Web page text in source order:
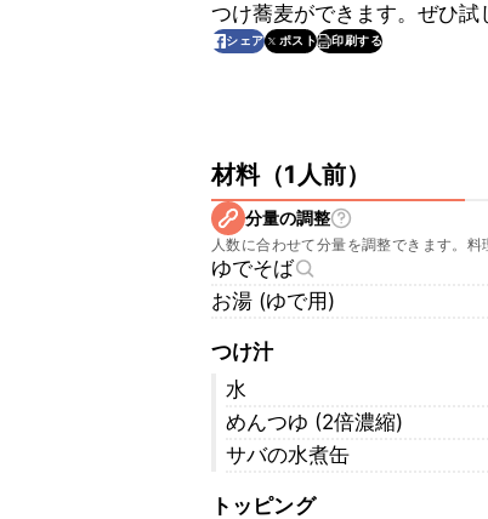
つけ蕎麦ができます。ぜひ試
シェア ポスト 印刷する
材料（1人前）
分量の調整
人数に合わせて分量を調整できます。
ゆでそば
お湯 (ゆで用)
つけ汁
水
めんつゆ (2倍濃縮)
サバの水煮缶
トッピング